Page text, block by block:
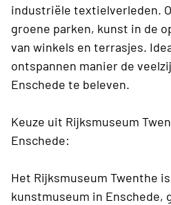
industriële textielverleden.
groene parken, kunst in de
van winkels en terrasjes.
ontspannen manier de
Enschede te beleven.
Keuze uit Rijksmuseum
Enschede:
Het Rijksmuseum Twenthe
kunstmuseum in Enschede,